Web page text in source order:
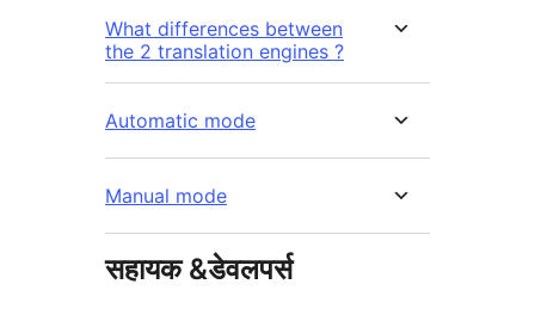
What differences between
the 2 translation engines ?
Automatic mode
Manual mode
सहायक &डेवलपर्स